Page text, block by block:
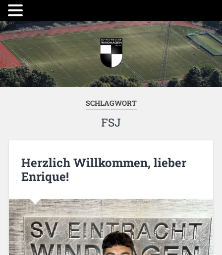
SCHLAGWORT
FSJ
Herzlich Willkommen, lieber
Enrique!